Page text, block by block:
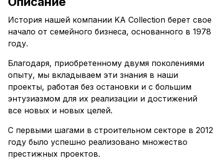
История нашей компании KA Collection берет свое
начало от семейного бизнеса, основанного в 1978
году.
Благодаря, приобретенному двумя поколениями
опыту, мы вкладываем эти знания в наши
проекты, работая без остановки и с большим
энтузиазмом для их реализации и достижений
все новых и новых целей.
С первыми шагами в строительном секторе в 2012
году было успешно реализовано множество
престижных проектов.